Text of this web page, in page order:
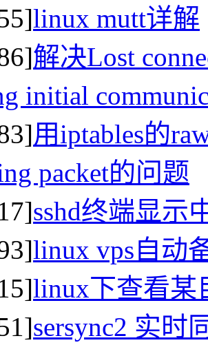
linux mutt详解
解决Lost
initial
用iptables的
packet的问题
sshd终端显示
linux vps自动
linux下查看某
sersync2 实